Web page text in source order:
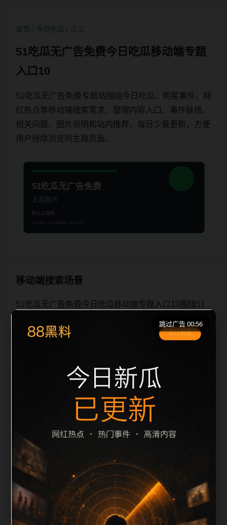
首页 今日吃瓜
51吃瓜无广告免费今日吃瓜移动端专题
入口10
51吃瓜无广告免费专题站围绕今日吃瓜、明星事件、网
红热点等移动端搜索需求，整理内容入口、事件脉络、
相关问题、图片说明和站内推荐，每日少量更新，方便
用户继续浏览同主题页面。
移动端搜索场景
51吃瓜无广告免费今日吃瓜移动端专题入口10围绕51
习惯整理标题、描述、图片和站内推荐。用户进入页面
览。本页强调内容归集和主题一致性，避免无关关键词
堆砌，也避免多个站点同步发布完全相同的标题。图片
说明、文件名、alt 和 title 均围绕主关键词、栏目词和
文章标题生成，便于搜索引擎理解页面主题。后续采集
时将继续执行远程图片本地化、坏图默认图兜底、标题
重复过滤和 descri
栏目内容归集
ption 长度检查。栏目内容按每日少量新增的方式持续
跳过广告 00:56